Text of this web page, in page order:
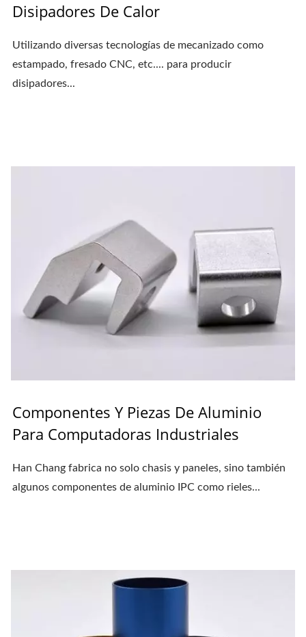
Disipadores De Calor
Utilizando diversas tecnologías de mecanizado como
estampado, fresado CNC, etc.... para producir
disipadores...
Componentes Y Piezas De Aluminio
Para Computadoras Industriales
Han Chang fabrica no solo chasis y paneles, sino también
algunos componentes de aluminio IPC como rieles...